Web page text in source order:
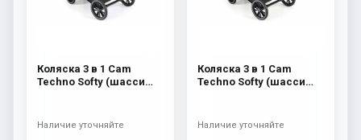
Коляска 3 в 1 Cam
Techno Softy (шасси
Наличие уточняйте
Коляска 3 в 1 Cam
Techno Softy (шасси
Наличие уточняйте